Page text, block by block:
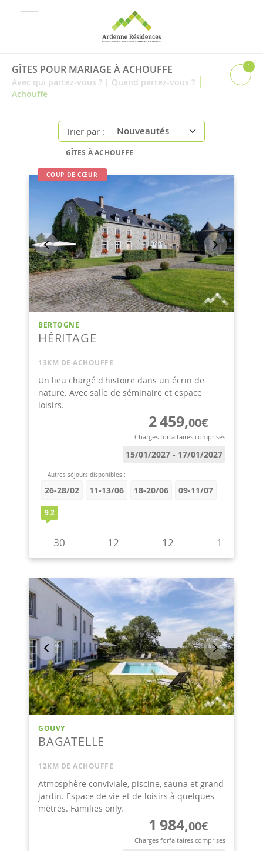
GÎTES POUR MARIAGE À ACHOUFFE
Avec qui partez-vous ? | Quand partez-vous ? |
Achouffe
1
Trier par :
GÎTES À ACHOUFFE